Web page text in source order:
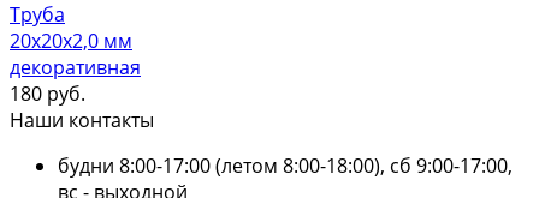
Труба
20х20х2,0 мм
декоративная
180 руб.
Наши контакты
будни 8:00-17:00 (летом 8:00-18:00), сб 9:00-17:00,
вс - выходной